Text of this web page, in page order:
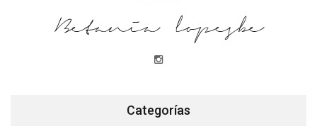
Betania lopesbe
Categorías